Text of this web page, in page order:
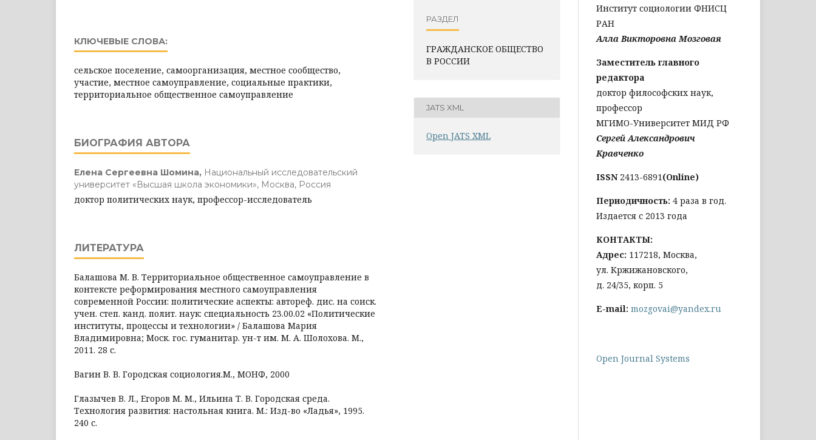
КЛЮЧЕВЫЕ СЛОВА:
сельское поселение, самоорганизация, местное сообщество,
участие, местное самоуправление, социальные практики,
территориальное общественное самоуправление
БИОГРАФИЯ АВТОРА
Елена Сергеевна Шомина, Национальный исследовательский
университет «Высшая школа экономики», Москва, Россия
доктор политических наук, профессор-исследователь
ЛИТЕРАТУРА
Балашова М. В. Территориальное общественное самоуправление в
контексте реформирования местного самоуправления
современной России: политические аспекты: автореф. дис. на соиск.
учен. степ. канд. полит. наук: специальность 23.00.02 «Политические
институты, процессы и технологии» / Балашова Мария
Владимировна; Моск. гос. гуманитар. ун-т им. М. А. Шолохова. М.,
2011. 28 с.
Вагин В. В. Городская социология.М., МОНФ, 2000
Глазычев В. Л., Егоров М. М., Ильина Т. В. Городская среда.
Технология развития: настольная книга. М.: Изд-во «Ладья», 1995.
240 с.
РАЗДЕЛ
ГРАЖДАНСКОЕ ОБЩЕСТВО
В РОССИИ
JATS XML
Open JATS XML
Институт социологии ФНИСЦ
РАН
Алла Викторовна Мозговая
Заместитель главного
редактора
доктор философских наук,
профессор
МГИМО-Университет МИД РФ
Сергей Александрович
Кравченко
ISSN 2413-6891(Online)
Периодичность: 4 раза в год.
Издается с 2013 года
КОНТАКТЫ:
Адрес: 117218, Москва,
ул. Кржижановского,
д. 24/35, корп. 5
E-mail: mozgovai@yandex.ru
Open Journal Systems